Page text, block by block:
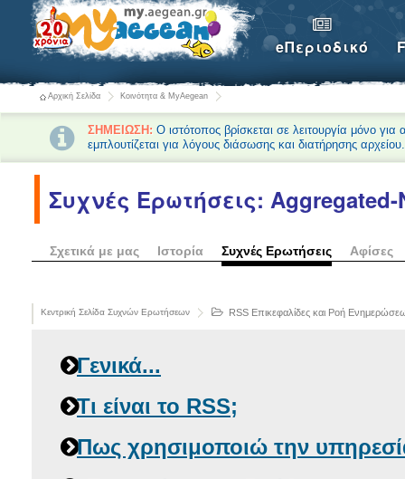
eΠεριοδικό
Αρχική Σελίδα Κοινότητα & MyAegean
ΣΗΜΕΙΩΣΗ: Ο ιστότοπος βρίσκεται σε λειτουργία μόνο
εμπλουτίζεται για λόγους διάσωσης και διατήρησης αρχείου.
Συχνές Ερωτήσεις: Aggregated-
Σχετικά με μας Ιστορία Συχνές Ερωτήσεις Αφίσες
Κεντρική Σελίδα Συχνών Ερωτήσεων RSS Επικεφαλίδες και Ροή
Γενικά...
Τι είναι το RSS;
Πως χρησιμοποιώ την